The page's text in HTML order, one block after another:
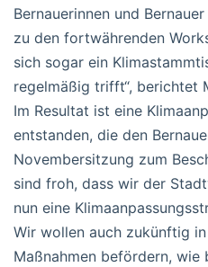
Bernauerinnen und
zu den fortwährenden
sich sogar ein
regelmäßig trifft“, berichtet
Im Resultat ist eine
entstanden, die den
Novembersitzung zum
sind froh, dass wir der
nun eine
Wir wollen auch zukünftig
Maßnahmen befördern, wie